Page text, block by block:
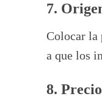
7.
Colocar la
a que los
8.